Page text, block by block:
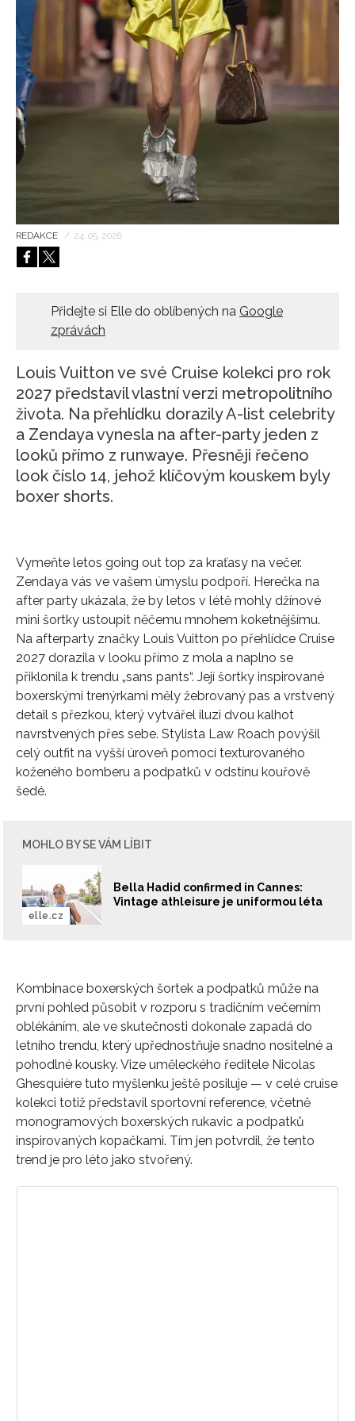
HOME
REDAKCE / 24. 05. 2026
Přidejte si Elle do oblíbených na Google
zprávách
Louis Vuitton ve své Cruise kolekci pro rok
2027 představil vlastní verzi metropolitního
života. Na přehlídku dorazily A-list celebrity
a Zendaya vynesla na after-party jeden z
looků přímo z runwaye. Přesněji řečeno
look číslo 14, jehož klíčovým kouskem byly
boxer shorts.
Vymeňte letos going out top za kraťasy na večer.
Zendaya vás ve vašem úmyslu podpoří. Herečka na
after party ukázala, že by letos v létě mohly džínové
mini šortky ustoupit něčemu mnohem koketnějšímu.
Na afterparty značky Louis Vuitton po přehlídce Cruise
2027 dorazila v looku přímo z mola a naplno se
přiklonila k trendu „sans pants“. Její šortky inspirované
boxerskými trenýrkami měly žebrovaný pas a vrstvený
detail s přezkou, který vytvářel iluzi dvou kalhot
navrstvených přes sebe. Stylista Law Roach povýšil
celý outfit na vyšší úroveň pomocí texturovaného
koženého bomberu a podpatků v odstínu kouřově
šedé.
MOHLO BY SE VÁM LÍBIT
Bella Hadid confirmed in Cannes:
Vintage athleisure je uniformou léta
elle.cz
Kombinace boxerských šortek a podpatků může na
první pohled působit v rozporu s tradičním večerním
oblékáním, ale ve skutečnosti dokonale zapadá do
letního trendu, který upřednostňuje snadno nositelné a
pohodlné kousky. Vize uměleckého ředitele Nicolas
Ghesquière tuto myšlenku ještě posiluje — v celé cruise
kolekci totiž představil sportovní reference, včetně
monogramových boxerských rukavic a podpatků
inspirovaných kopačkami. Tím jen potvrdil, že tento
trend je pro léto jako stvořený.